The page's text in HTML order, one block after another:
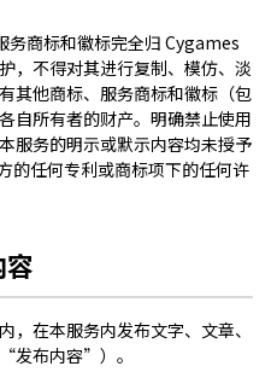
务商标和徽标完全归 Cygames
，不得对其进行复制、模仿、淡
其他商标、服务商标和徽标（包
自所有者的财产。明确禁止使用
服务的明示或默示内容均未授予
的任何专利或商标项下的任何许
容
，在本服务内发布文字、文章、
发布内容”）。